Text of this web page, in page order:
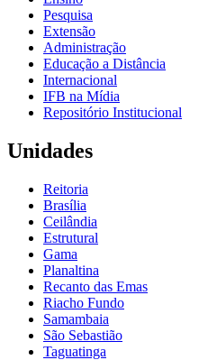
Pesquisa
Extensão
Administração
Educação a Distância
Internacional
IFB na Mídia
Repositório Institucional
Unidades
Reitoria
Brasília
Ceilândia
Estrutural
Gama
Planaltina
Recanto das Emas
Riacho Fundo
Samambaia
São Sebastião
Taguatinga